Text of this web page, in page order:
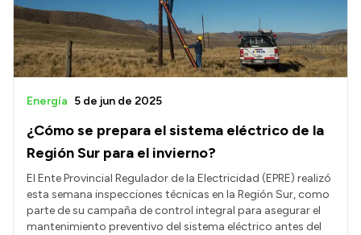
¿Cómo se prepara el sistema eléctrico de la
Región Sur para el invierno?
Energía 5 de jun de 2025
El Ente Provincial Regulador de la Electricidad (EPRE) realizó
esta semana inspecciones técnicas en la Región Sur, como
parte de su campaña de control integral para asegurar el
mantenimiento preventivo del sistema eléctrico antes del